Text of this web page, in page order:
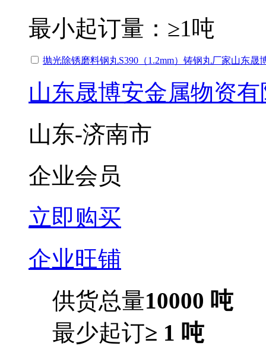
最小起订量： ≥1吨
抛光除锈磨料钢丸S390（1.2mm）铸钢丸厂家山东晟
山东晟博安金属物资
山东-济南市
企业会员
立即购买
企业旺铺
供货总量10000 吨
最少起订≥ 1 吨